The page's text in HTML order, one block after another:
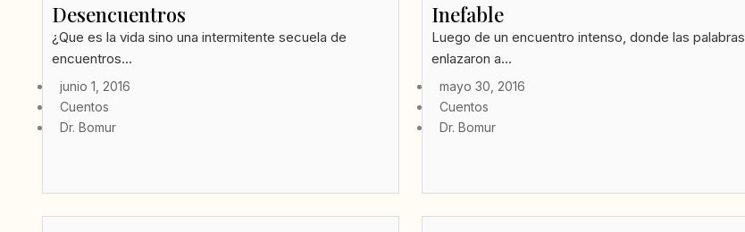
Desencuentros
¿Que es la vida sino una intermitente secuela de
encuentros...
junio 1, 2016
Cuentos
Dr. Bomur
Inefable
Luego de un encuentro intenso, donde las palabras
enlazaron a...
mayo 30, 2016
Cuentos
Dr. Bomur